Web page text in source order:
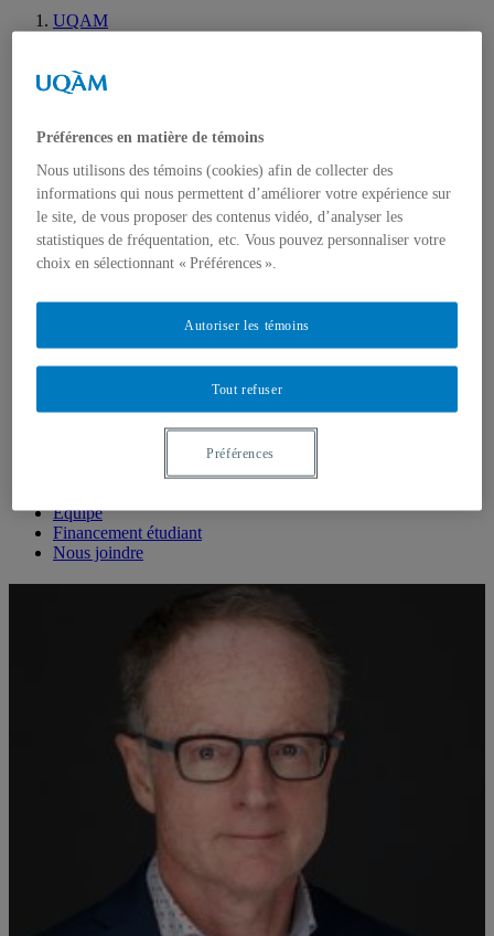
UQAM
Publications
fr
Accueil
Mission
Recherche
Activités
Activités 2025-2026
Activités 2024-2025
Activités 2021-2022
Activités 2020-2021
Activités 2018-2019
Activités 2017-2018
Activités 2016-2017
Activités 2015-2016
Équipe
Financement étudiant
Nous joindre
Préférences en matière de témoins
Nous utilisons des témoins (cookies) afin de collecter des
informations qui nous permettent d’améliorer votre expérience sur
le site, de vous proposer des contenus vidéo, d’analyser les
statistiques de fréquentation, etc. Vous pouvez personnaliser votre
choix en sélectionnant « Préférences ».
Tout refuser
Autoriser les témoins
Préférences